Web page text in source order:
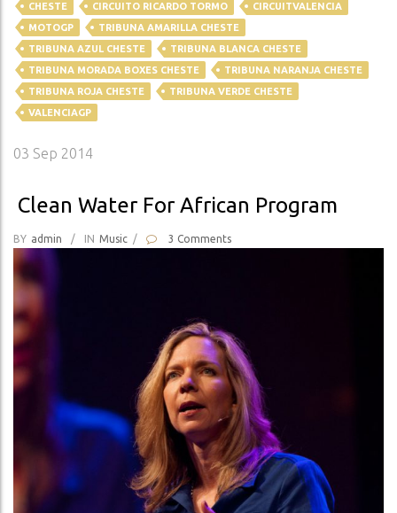
CHESTE CIRCUITO RICARDO TORMO
CIRCUITVALENCIA
MOTOGP
TRIBUNA AMARILLA CHESTE
TRIBUNA AZUL CHESTE
TRIBUNA BLANCA CHESTE
TRIBUNA MORADA BOXES CHESTE
TRIBUNA NARANJA CHESTE
TRIBUNA ROJA CHESTE
TRIBUNA VERDE CHESTE
VALENCIAGP
03 Sep 2014
Clean Water For African Program
BY Admin / IN Music / 3 Comments